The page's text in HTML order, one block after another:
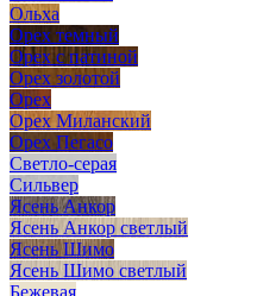
Ольха
Орех темный
Орех с патиной
Орех золотой
Орех
Орех Миланский
Орех Пегасо
Светло-серая
Сильвер
Ясень Анкор
Ясень Анкор светлый
Ясень Шимо
Ясень Шимо светлый
Бежевая